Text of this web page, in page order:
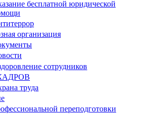
бесплатной юридической
организация
сотрудников
труда
переподготовки